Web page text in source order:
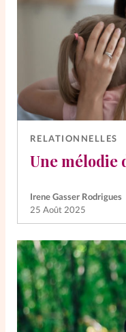
RELATIONNELLES
Une mélodie
Irene Gasser Rodrigues
25 Août 2025